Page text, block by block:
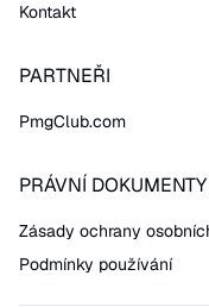
Kontakt
PARTNEŘI
PmgClub.com
PRÁVNÍ DOKUMENTY
Zásady ochrany
Podmínky používání